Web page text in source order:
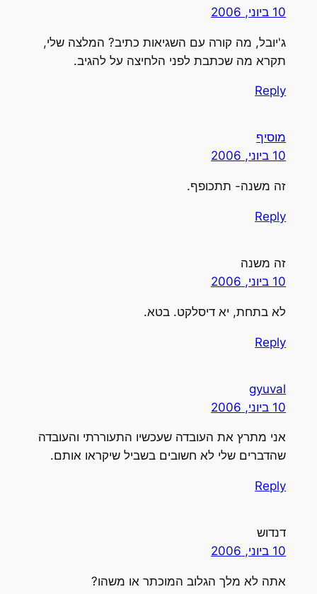
10 ביוני, 2006
ג'יובל, מה קורה עם השגיאות כתיב? המלצה שלי,
תקרא מה שכתבת לפני הלחיצה על להגיב.
Reply
מוסיף
10 ביוני, 2006
זה משנה- תתכופף.
Reply
זה משנה
10 ביוני, 2006
לא בתחת, יא דיסלקט. בטא.
Reply
gyuval
10 ביוני, 2006
אני מתרץ את העובדה שעכשיו התעוררתי והעובדה
שהדברים שלי לא חשובים בשביל שיקראו אותם.
Reply
דנדוש
10 ביוני, 2006
אתה לא מלך הגלוב המוכתר או משהו?